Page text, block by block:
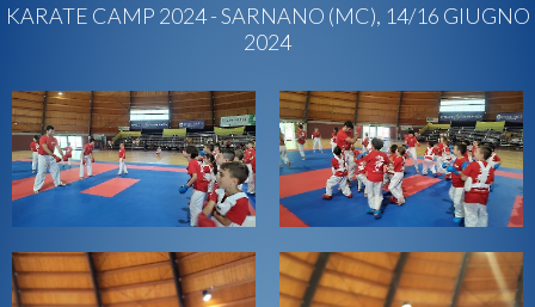
KARATE CAMP 2024 - SARNANO (MC), 14/16 GIUGNO
2024